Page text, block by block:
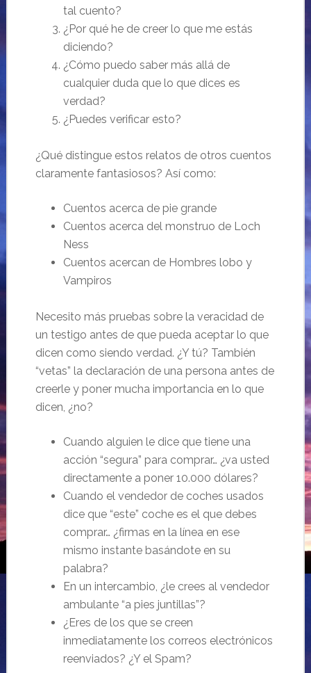
tal cuento?
¿Por qué he de creer lo que me estás
diciendo?
¿Cómo puedo saber más allá de
cualquier duda que lo que dices es
verdad?
¿Puedes verificar esto?
¿Qué distingue estos relatos de otros cuentos
claramente fantasiosos? Así como:
Cuentos acerca de pie grande
Cuentos acerca del monstruo de Loch
Ness
Cuentos acercan de Hombres lobo y
Vampiros
Necesito más pruebas sobre la veracidad de
un testigo antes de que pueda aceptar lo que
dicen como siendo verdad. ¿Y tú? También
“vetas” la declaración de una persona antes de
creerle y poner mucha importancia en lo que
dicen, ¿no?
Cuando alguien le dice que tiene una
acción “segura” para comprar… ¿va usted
directamente a poner 10.000 dólares?
Cuando el vendedor de coches usados
dice que “este” coche es el que debes
comprar… ¿firmas en la línea en ese
mismo instante basándote en su
palabra?
En un intercambio, ¿le crees al vendedor
ambulante “a pies juntillas”?
¿Eres de los que se creen
inmediatamente los correos electrónicos
reenviados? ¿Y el Spam?